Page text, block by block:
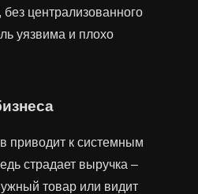
централизованного
уязвима и плохо
приводит к системным
страдает выручка –
товар или видит